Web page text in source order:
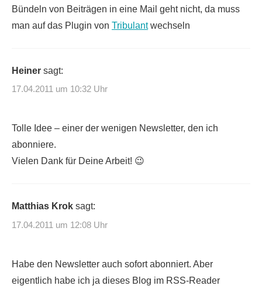
Bündeln von Beiträgen in eine Mail geht nicht, da muss
man auf das Plugin von Tribulantwechseln
Heiner sagt:
17.04.2011 um 10:32 Uhr
Tolle Idee – einer der wenigen Newsletter, den ich
abonniere.
Vielen Dank für Deine Arbeit! 😉
Matthias Krok sagt:
17.04.2011 um 12:08 Uhr
Habe den Newsletter auch sofort abonniert. Aber
eigentlich habe ich ja dieses Blog im RSS-Reader